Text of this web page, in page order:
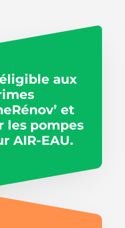
aux
et
les pompes
AIR-EAU.